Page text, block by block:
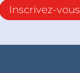
Inscrivez-vous